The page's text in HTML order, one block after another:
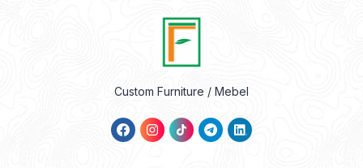
Custom Furniture / Mebel